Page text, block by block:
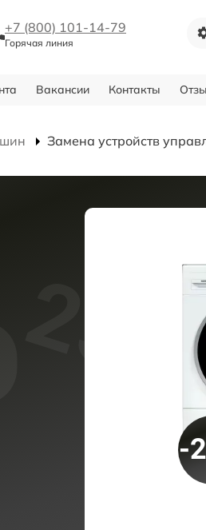
+7 (800) 101-14-79
Горячая линия
Вакансии Контакты
Замена устройств
-